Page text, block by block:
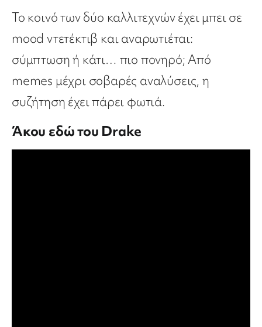
Το κοινό των δύο καλλιτεχνών έχει μπει σε
mood ντετέκτιβ και αναρωτιέται:
σύμπτωση ή κάτι… πιο πονηρό; Από
memes μέχρι σοβαρές αναλύσεις, η
συζήτηση έχει πάρει φωτιά.
Άκου εδώ του Drake